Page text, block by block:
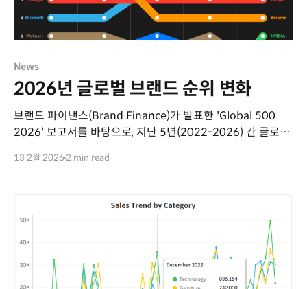
News
2026년 글로벌 브랜드 순위 변화
브랜드 파이낸스(Brand Finance)가 발표한 'Global 500
2026' 보고서를 바탕으로, 지난 5년(2022-2026) 간 글로벌
Apple, 5년 연속 1위 유지 Apple은 2022년부터
Microsoft는 2022년 4위에서
13 2월 20262 min read